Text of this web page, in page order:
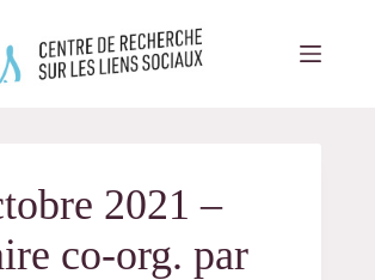
2021 –
co-org. par